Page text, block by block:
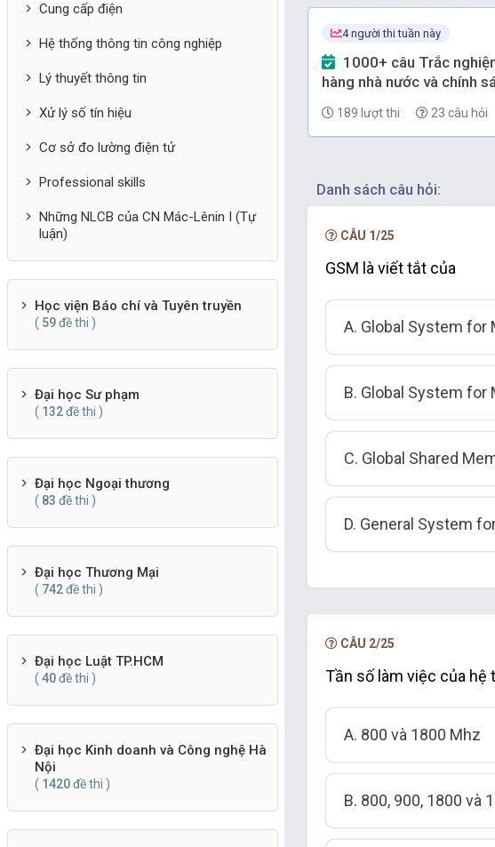
Cung cấp điện
Hệ thống thông tin công nghiệp
Lý thuyết thông tin
Xử lý số tín hiệu
Cơ sở đo lường điện tử
Professional skills
Những NLCB của CN Mác-Lênin I (Tự
luận)
Học viện Báo chí và Tuyên truyền
( 59đề thi )
Đại học Sư phạm
( 132đề thi )
Đại học Ngoại thương
( 83 đề thi )
Đại học Thương Mại
( 742đề thi )
Đại học Luật TP.HCM
( 40đề thi )
Đại học Kinh doanh và Công nghệ Hà
Nội
( 1420đề thi )
4 người thi tuần này
hàng nhà nước và chính
189 lượt thi 23 câu hỏi
Danh sách câu hỏi:
CÂU 1/25
GSM là viết tắt của
A. Global System for
B. Global System
C. Global Shared
D. General System
CÂU 2/25
Tần số làm việc của hệ
A. 800 và 1800 Mhz
B. 800, 900, 1800 và